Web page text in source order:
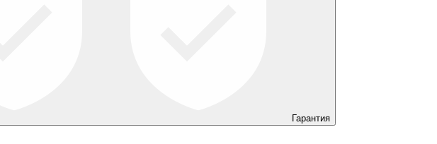
Гарантия